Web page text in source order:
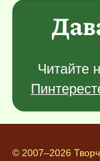
Читайте
© 2007–2026